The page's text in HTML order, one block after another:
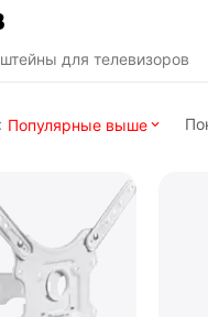
для телевизоров
Популярные выше